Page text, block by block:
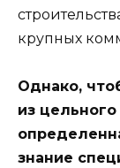
крупных
Однако,
из цельного
знание